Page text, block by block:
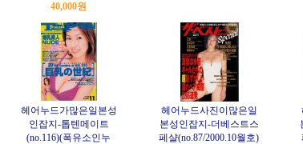
40,000원
헤어누드가많은일본성
인잡지-톱텐메이트
(no.116)(폭유소인누
헤어누드사진이많은일
본성인잡지-더베스트스
페샬(no.87/2000.10월호)